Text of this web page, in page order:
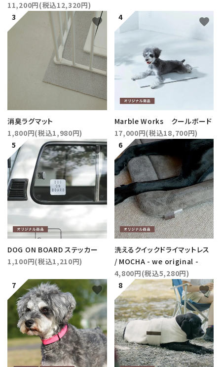
11,200円(税込12,320円)
消臭ラグマット
1,800円(税込1,980円)
favorite
Marble Works クールボード
17,000円(税込18,700円)
favorite
DOG ON BOARD ステッカー
1,100円(税込1,210円)
favorite
洗えるクイックドライマットレス
/ MOCHA - we original -
4,800円(税込5,280円)
favorite
favorite favorite